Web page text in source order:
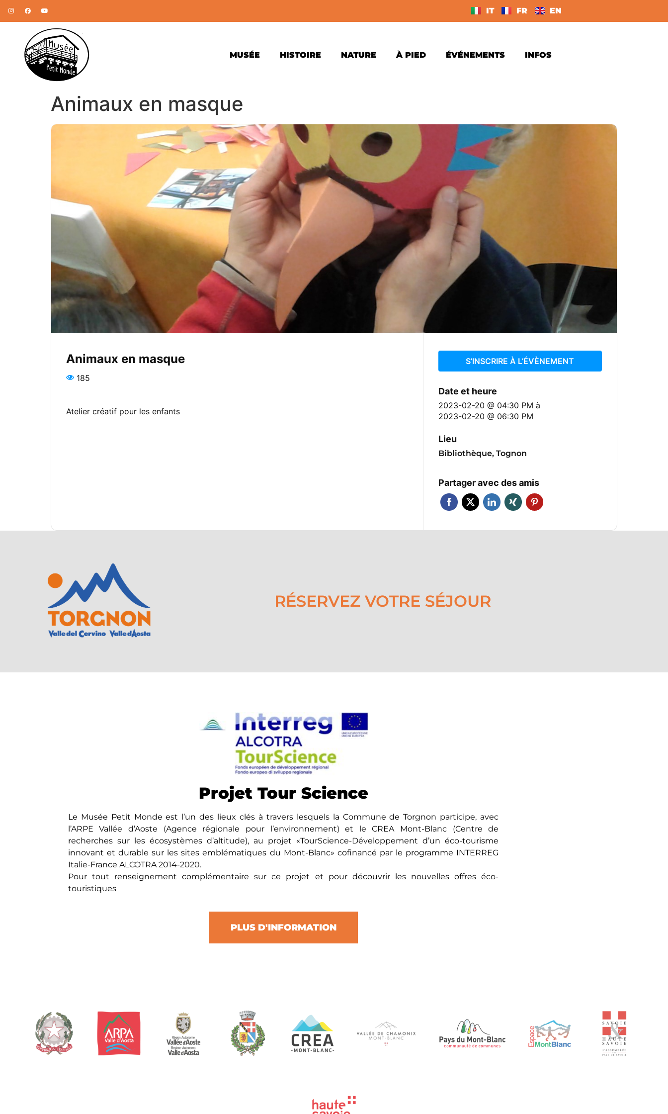
IT FR EN
MUSÉE HISTOIRE NATURE À PIED ÉVÉNEMENTS INFOS
Animaux en masque
Animaux en masque
185
Atelier créatif pour les enfants
S’INSCRIRE À L’ÉVÈNEMENT
Date et heure
2023-02-20 @ 04:30 PM à
2023-02-20 @ 06:30 PM
Lieu
Bibliothèque, Tognon
Partager avec des amis
RÉSERVEZ VOTRE SÉJOUR
Projet Tour Science
Le Musée Petit Monde est l’un des lieux clés à travers lesquels la Commune de Torgnon participe, avec
l’ARPE Vallée d’Aoste (Agence régionale pour l’environnement) et le CREA Mont-Blanc (Centre de
recherches sur les écosystèmes d’altitude), au projet «TourScience-Développement d’un éco-tourisme
innovant et durable sur les sites emblématiques du Mont-Blanc» cofinancé par le programme INTERREG
Italie-France ALCOTRA 2014-2020.
Pour tout renseignement complémentaire sur ce projet et pour découvrir les nouvelles offres éco-
touristiques
PLUS D'INFORMATION